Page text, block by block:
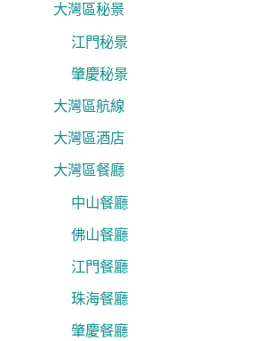
大灣區秘景
江門秘景
肇慶秘景
大灣區航線
大灣區酒店
大灣區餐廳
中山餐廳
佛山餐廳
江門餐廳
珠海餐廳
肇慶餐廳